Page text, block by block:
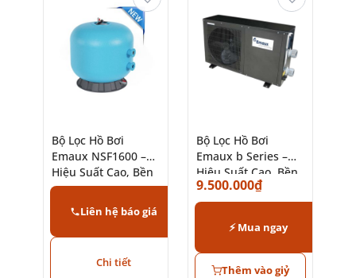
Bộ Lọc Hồ Bơi
Emaux NSF1600 –
Hiệu Suất Cao, Bền
Bỉ
Liên hệ báo giá
Chi tiết
Bộ Lọc Hồ Bơi
Emaux b Series –
Hiệu Suất Cao, Bền
Bỉ
9.500.000₫
⚡ Mua ngay
Thêm vào giỷ